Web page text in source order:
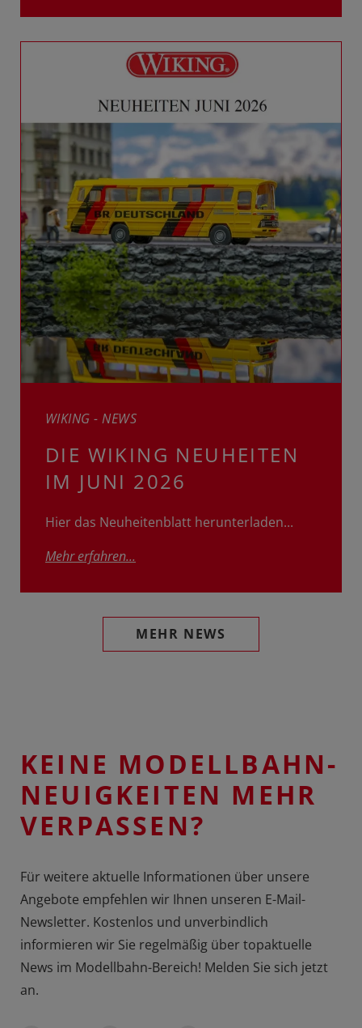
WIKING - NEWS
DIE WIKING NEUHEITEN
IM JUNI 2026
Hier das Neuheitenblatt herunterladen...
Mehr erfahren...
MEHR NEWS
KEINE MODELLBAHN-
NEUIGKEITEN MEHR
VERPASSEN?
Für weitere aktuelle Informationen über unsere
Angebote empfehlen wir Ihnen unseren E-Mail-
Newsletter. Kostenlos und unverbindlich
informieren wir Sie regelmäßig über topaktuelle
News im Modellbahn-Bereich! Melden Sie sich jetzt
an.